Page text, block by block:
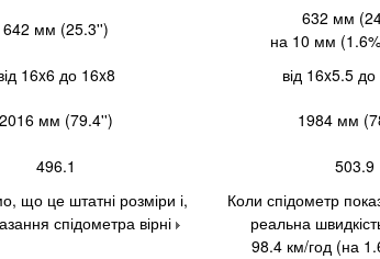
642 мм (25.3'')
632 мм
на 10 мм
16x6 до 16x8 від 16x5.5
2016 мм (79.4'') 1984 мм
496.1 503.9
що це штатні розміри і,
спідометра вірні
Коли спідометр
реальна
98.4 км/год (на